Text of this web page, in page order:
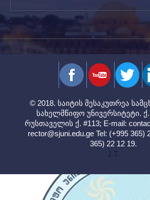
© 2018. საიტის მესაკუთრეა
სახელმწიფო უნივერსიტეტი.
რუსთაველის ქ. #113; E-mail:
rector@sjuni.edu.ge Tel: (+995 365)
365) 22 12 19.
J.T.